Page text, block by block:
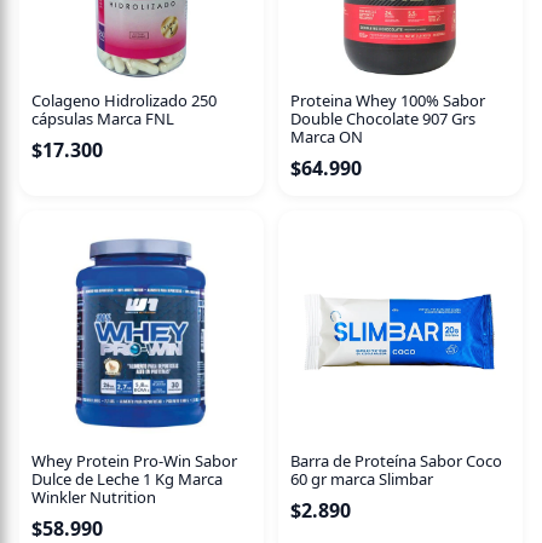
Colageno Hidrolizado 250
cápsulas Marca FNL
$17.300
Proteina Whey 100% Sabor
Double Chocolate 907 Grs
Marca ON
$64.990
Whey Protein Pro-Win Sabor
Dulce de Leche 1 Kg Marca
Winkler Nutrition
$58.990
Barra de Proteína Sabor Coco
60 gr marca Slimbar
$2.890